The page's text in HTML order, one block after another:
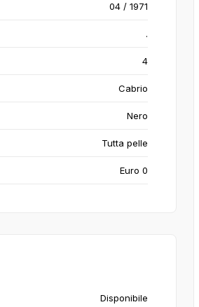
04 / 1971
.
4
Cabrio
Nero
Tutta pelle
Euro 0
Disponibile